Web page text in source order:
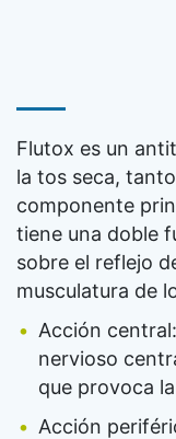
Flutox es un
la tos seca,
componente
tiene una doble
sobre el reflejo
musculatura de
Acción
nervioso
que provoca
Acción